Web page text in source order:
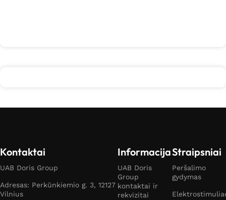
Kontaktai
UAB Doris Group
Adresas: Perkūnkiemio g. 3, 12127
Vilnius
Informacija
UAB Doris
Group
kontaktai ir
rekvizitai
Straipsniai
Peršalimo
gydymas